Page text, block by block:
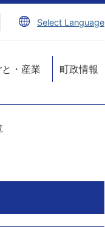
Select Language
と・産業 町政情報